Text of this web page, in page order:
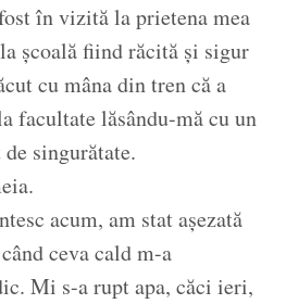
în vizită la prietena mea
școală fiind răcită și sigur
cu mâna din tren că a
facultate lăsându-mă cu un
singurătate.
acum, am stat așezată
ceva cald m-a
Mi s-a rupt apa, căci ieri,